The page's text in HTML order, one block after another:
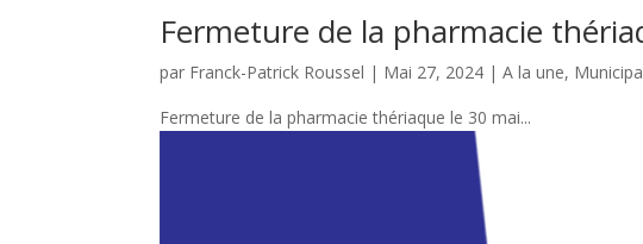
Fermeture de la pharmacie
par Franck-Patrick Roussel | Mai 27, 2024 |A la une,
Fermeture de la pharmacie thériaque le 30 mai...